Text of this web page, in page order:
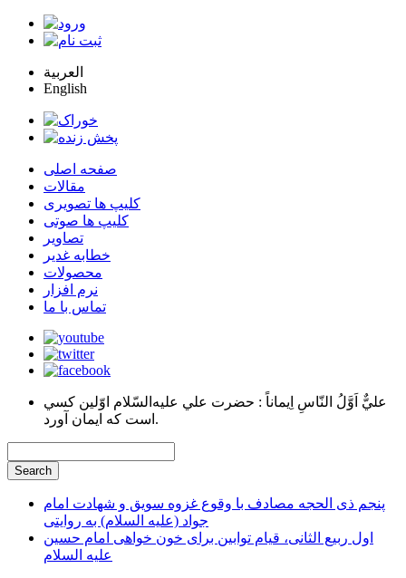
العربية
English
صفحه اصلی
مقالات
کلیپ ها تصویری
کلیپ ها صوتی
تصاویر
خطابه غدیر
محصولات
نرم افزار
تماس با ما
عليٌّ اَوَّلُ النّاسِ اِيماناً : حضرت علي عليه‌السّلام اوّلين كسي
است كه ايمان آورد.
پنجم ذی الحجه مصادف با وقوع غزوه سویق و شهادت امام
جواد (علیه السلام) به روایتی
اول ربیع الثانی، قیام توابین برای خون خواهی امام حسین
علیه السلام